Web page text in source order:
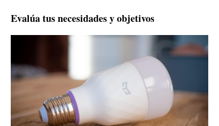
Evalúa tus necesidades y objetivos